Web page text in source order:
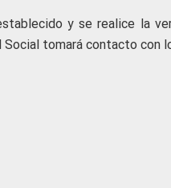
y se realice la
Social tomará contacto